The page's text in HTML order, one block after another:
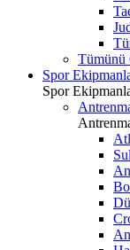
Tümünü
Spor
Spor